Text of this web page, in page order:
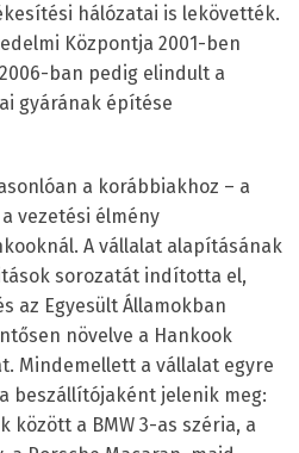
hálózatai is lekövették.
Központja 2001-ben
ban pedig elindult a
gyárának építése
a korábbiakhoz – a
vezetési élmény
A vállalat alapításának
sorozatát indította el,
az Egyesült Államokban
növelve a Hankook
Mindemellett a vállalat egyre
beszállítójaként jelenik meg:
között a BMW 3-as széria, a